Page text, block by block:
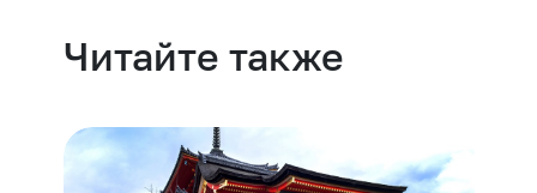
Читайте также